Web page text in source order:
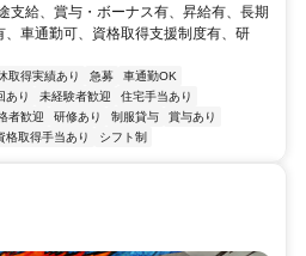
支給、賞与・ボーナス有、昇給有、長期
車通勤可、資格取得支援制度有、研
取得実績あり 急募
車通勤OK
あり 未経験者歓迎
住宅手当あり
者歓迎 研修あり 制服貸与
賞与あり
格取得手当あり シフト制